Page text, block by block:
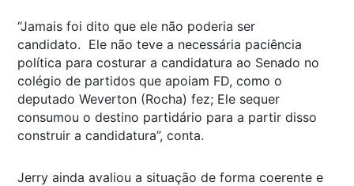
“Jamais foi dito que ele não poderia ser
candidato. Ele não teve a necessária paciência
política para costurar a candidatura ao Senado no
colégio de partidos que apoiam FD, como o
deputado Weverton (Rocha) fez; Ele sequer
consumou o destino partidário para a partir disso
construir a candidatura”, conta.
Jerry ainda avaliou a situação de forma coerente e